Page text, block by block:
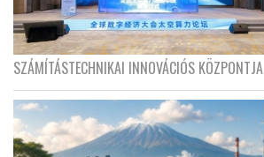
SZÁMÍTÁSTECHNIKAI INNOVÁCIÓS KÖZPONTJA